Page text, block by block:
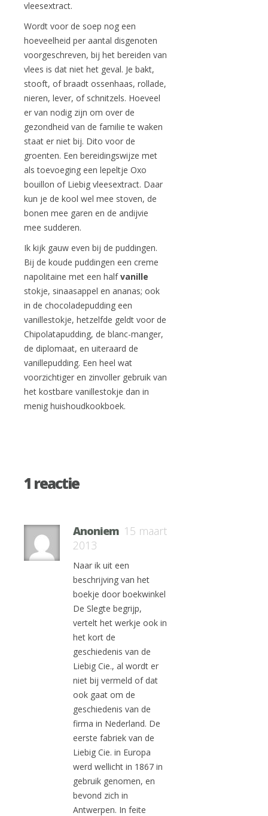
vleesextract.
Wordt voor de soep nog een
hoeveelheid per aantal disgenoten
voorgeschreven, bij het bereiden van
vlees is dat niet het geval. Je bakt,
stooft, of braadt ossenhaas, rollade,
nieren, lever, of schnitzels. Hoeveel
er van nodig zijn om over de
gezondheid van de familie te waken
staat er niet bij. Dito voor de
groenten. Een bereidingswijze met
als toevoeging een lepeltje Oxo
bouillon of Liebig vleesextract. Daar
kun je de kool wel mee stoven, de
bonen mee garen en de andijvie
mee sudderen.
Ik kijk gauw even bij de puddingen.
Bij de koude puddingen een creme
napolitaine met een halfvanille
stokje, sinaasappel en ananas; ook
in de chocoladepudding een
vanillestokje, hetzelfde geldt voor de
Chipolatapudding, de blanc-manger,
de diplomaat, en uiteraard de
vanillepudding. Een heel wat
voorzichtiger en zinvoller gebruik van
het kostbare vanillestokje dan in
menig huishoudkookboek.
1 reactie
Anoniem 15 maart
2013
Naar ik uit een
beschrijving van het
boekje door boekwinkel
De Slegte begrijp,
vertelt het werkje ook in
het kort de
geschiedenis van de
Liebig Cie., al wordt er
niet bij vermeld of dat
ook gaat om de
geschiedenis van de
firma in Nederland. De
eerste fabriek van de
Liebig Cie. in Europa
werd wellicht in 1867 in
gebruik genomen, en
bevond zich in
Antwerpen. In feite